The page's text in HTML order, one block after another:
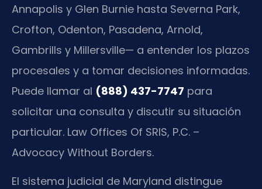
Annapolis y Glen Burnie hasta Severna Park,
Crofton, Odenton, Pasadena, Arnold,
Gambrills y Millersville— a entender los plazos
procesales y a tomar decisiones informadas.
Puede llamar al (888) 437-7747 para
solicitar una consulta y discutir su situación
particular. Law Offices Of SRIS, P.C. –
Advocacy Without Borders.
El sistema judicial de Maryland distingue